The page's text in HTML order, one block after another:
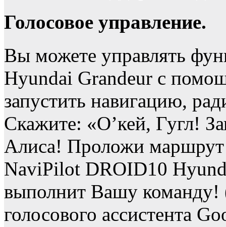
Голосовое управление.
Вы можете управлять
Hyundai Grandeur с
запустить навигацию,
Скажите: «О’кей, Гугл!
Алиса! Проложи маршрут
NaviPilot DROID10
выполнит Вашу команду!
голосового ассистента